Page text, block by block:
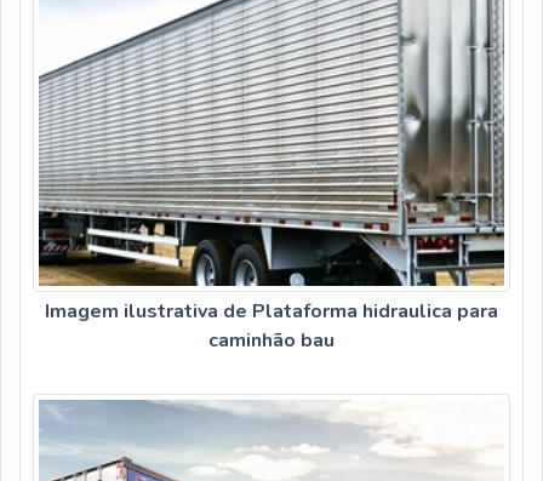
Imagem ilustrativa de Plataforma hidraulica para
caminhão bau